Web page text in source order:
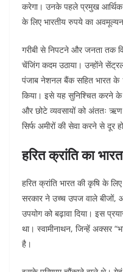
करेगा। उनके पहले प्रमुख
के लिए भारतीय रुपये का
गरीबी से निपटने और जनता तक
चेंजिंग कदम उठाया। उन्होंने
पंजाब नेशनल बैंक सहित भारत के
किया। इसे यह सुनिश्चित करने के
और छोटे व्यवसायों को अंततः
सिर्फ अमीरों की सेवा करने से दूर
हरित क्रांति का
हरित क्रांति भारत की कृषि के
सरकार ने उच्च उपज वाले बीजों,
उपयोग को बढ़ावा दिया। इस
था। स्वामीनाथन, जिन्हें अक्सर
है।